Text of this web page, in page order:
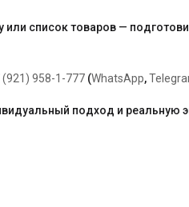
или список товаров —
(921) 958-1-777 (WhatsApp,
подход и реальную